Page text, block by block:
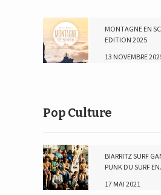
MONTAGNE EN
EDITION 2025
13 NOVEMBRE
Pop Culture
BIARRITZ SURF
PUNK DU SURF
17 MAI 2021